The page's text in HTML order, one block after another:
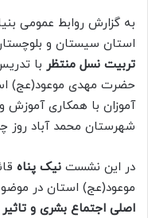
به گزارش روابط عمومی
استان سیستان و
تربیت نسل منتظر با
حضرت مهدی موعود(عج)
آموزان با همکاری
شهرستان محمد آباد روز
در این نشست نیک پناه
موعود(عج) استان در
اصلی اجتماع بشری و